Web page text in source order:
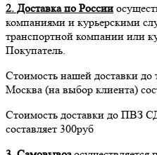
2. Доставка по России
компаниями и курьерскими
транспортной компании или
Покупатель.
Стоимость нашей доставки
Москва (на выбор клиента)
Стоимость доставки до ПВЗ
составляет 300руб